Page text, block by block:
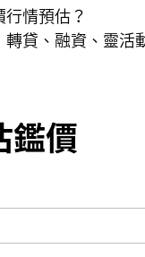
情預估？
轉貸、融資、靈活
鑑價